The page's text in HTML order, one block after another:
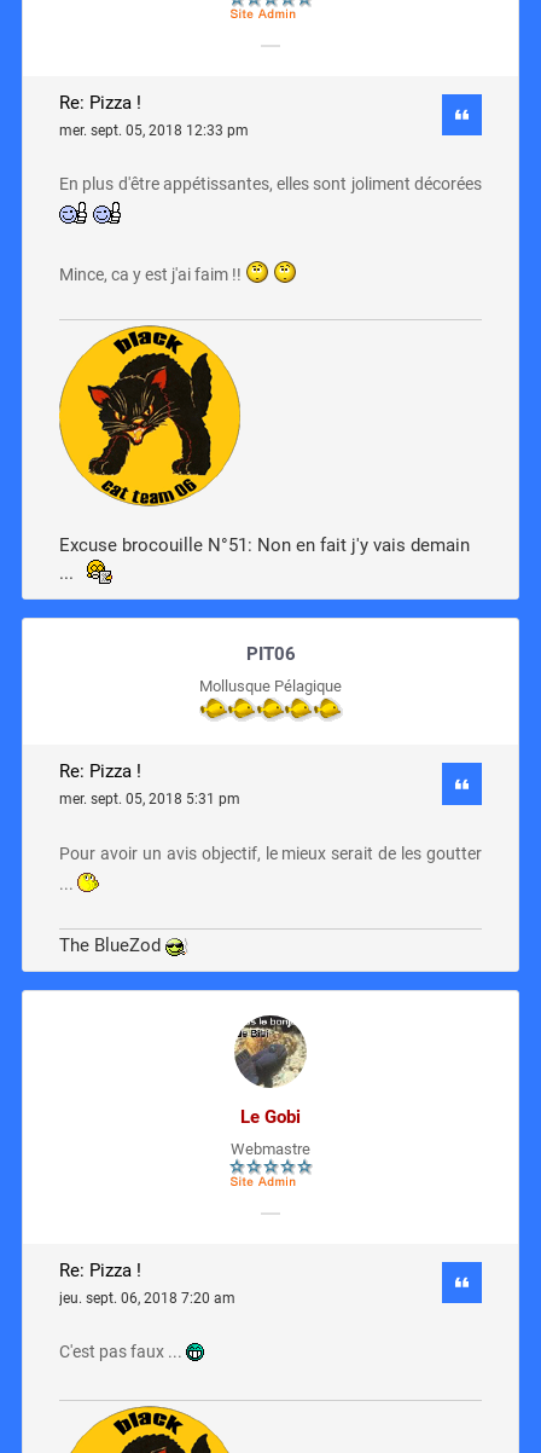
Re: Pizza !
mer. sept. 05, 2018 12:33 pm
En plus d'être appétissantes, elles sont joliment décorées
Mince, ca y est j'ai faim !!
Excuse brocouille N°51: Non en fait j'y vais demain
...
PIT06
Mollusque Pélagique
Re: Pizza !
mer. sept. 05, 2018 5:31 pm
Pour avoir un avis objectif, le mieux serait de les goutter
...
The BlueZod
Le Gobi
Webmastre
Re: Pizza !
jeu. sept. 06, 2018 7:20 am
C'est pas faux ...